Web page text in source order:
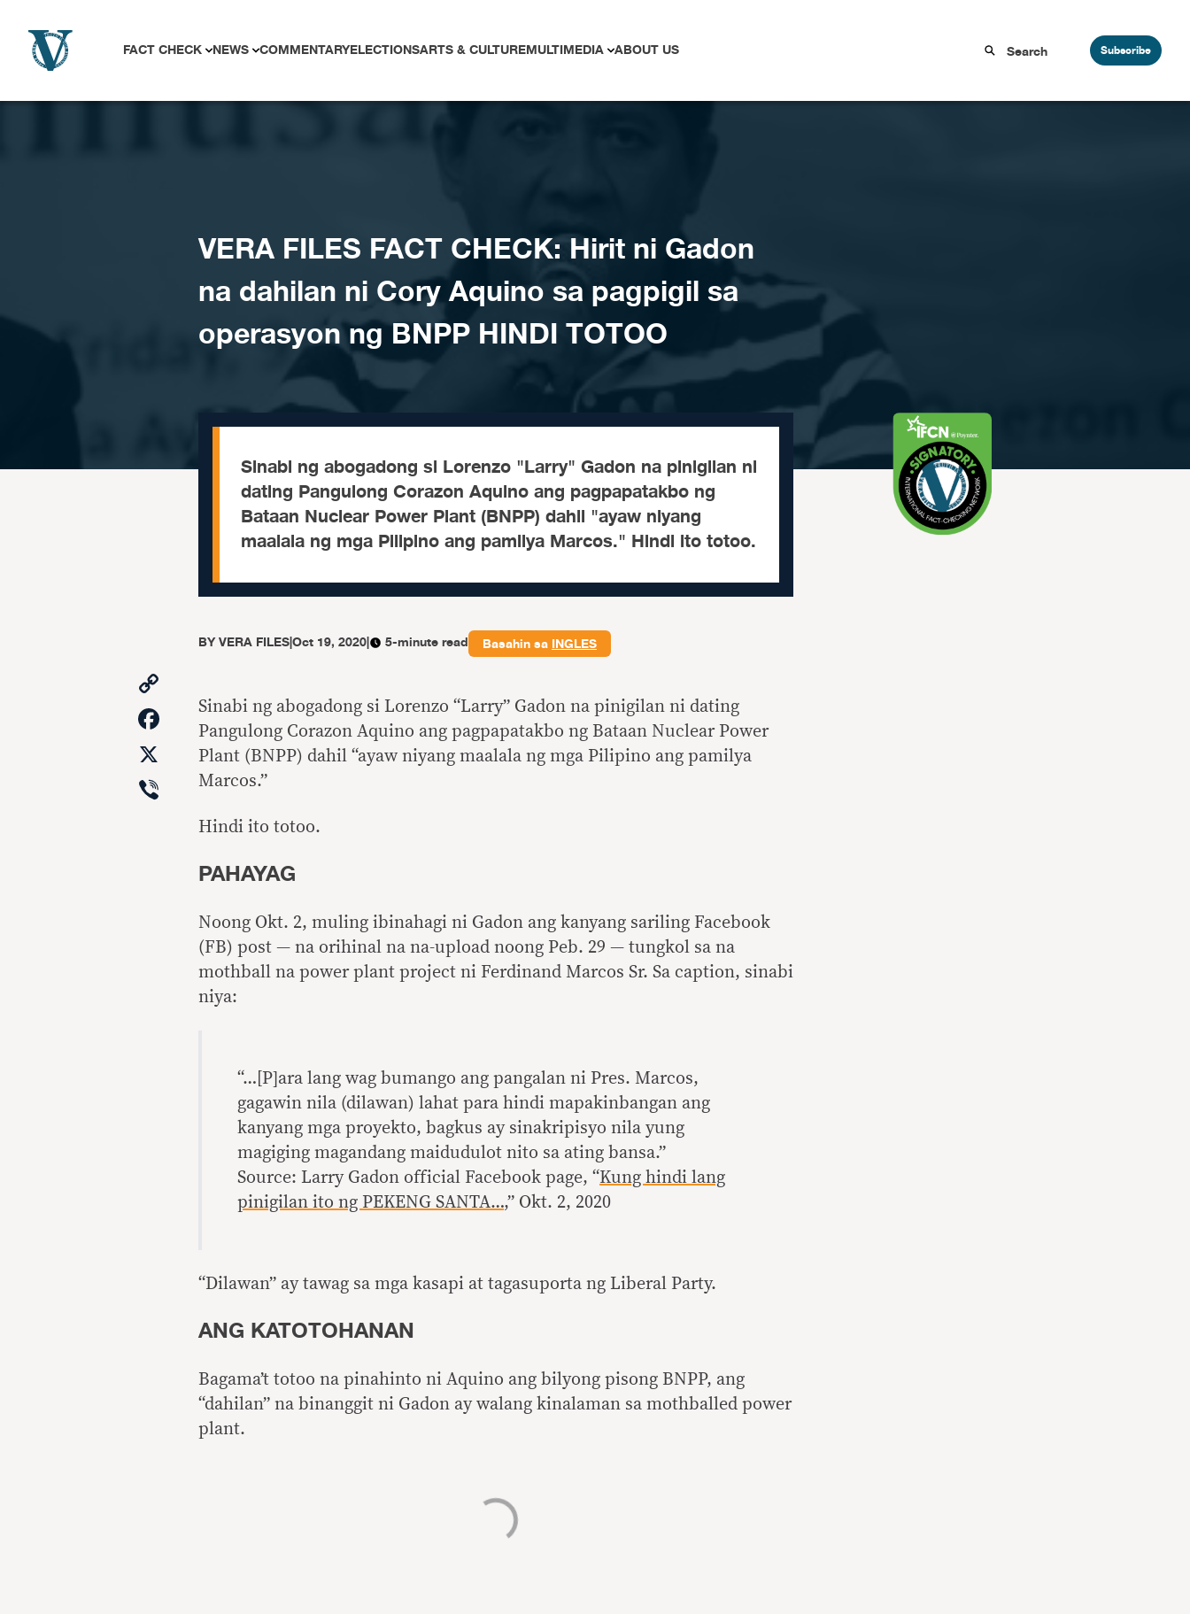
FACT CHECK NEWS COMMENTARYELECTIONSARTS & CULTUREMULTIMEDIA ABOUT US Subscribe
VERA FILES FACT CHECK: Hirit ni Gadon
na dahilan ni Cory Aquino sa pagpigil sa
operasyon ng BNPP HINDI TOTOO
Sinabi ng abogadong si Lorenzo "Larry" Gadon na pinigilan ni
dating Pangulong Corazon Aquino ang pagpapatakbo ng
Bataan Nuclear Power Plant (BNPP) dahil "ayaw niyang
maalala ng mga Pilipino ang pamilya Marcos." Hindi ito totoo.
BYVERA FILES|Oct 19, 2020| 5-minute read Basahin saINGLES
Link
Facebook
Viber
Sinabi ng abogadong si Lorenzo “Larry” Gadon na pinigilan ni dating
Pangulong Corazon Aquino ang pagpapatakbo ng Bataan Nuclear Power
Plant (BNPP) dahil “ayaw niyang maalala ng mga Pilipino ang pamilya
Marcos.”
Hindi ito totoo.
PAHAYAG
Noong Okt. 2, muling ibinahagi ni Gadon ang kanyang sariling Facebook
(FB) post — na orihinal na na-upload noong Peb. 29 — tungkol sa na
mothball na power plant project ni Ferdinand Marcos Sr. Sa caption, sinabi
niya:
“…[P]ara lang wag bumango ang pangalan ni Pres. Marcos,
gagawin nila (dilawan) lahat para hindi mapakinbangan ang
kanyang mga proyekto, bagkus ay sinakripisyo nila yung
magiging magandang maidudulot nito sa ating bansa.”
Source: Larry Gadon official Facebook page, “Kung hindi lang
pinigilan ito ng PEKENG SANTA…,” Okt. 2, 2020
“Dilawan” ay tawag sa mga kasapi at tagasuporta ng Liberal Party.
ANG KATOTOHANAN
Bagama’t totoo na pinahinto ni Aquino ang bilyong pisong BNPP, ang
“dahilan” na binanggit ni Gadon ay walang kinalaman sa mothballed power
plant.